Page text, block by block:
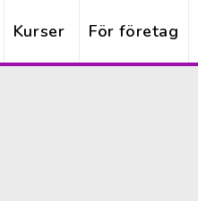
Kurser För företag